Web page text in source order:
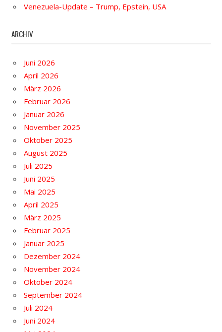
Venezuela-Update – Trump, Epstein, USA
ARCHIV
Juni 2026
April 2026
März 2026
Februar 2026
Januar 2026
November 2025
Oktober 2025
August 2025
Juli 2025
Juni 2025
Mai 2025
April 2025
März 2025
Februar 2025
Januar 2025
Dezember 2024
November 2024
Oktober 2024
September 2024
Juli 2024
Juni 2024